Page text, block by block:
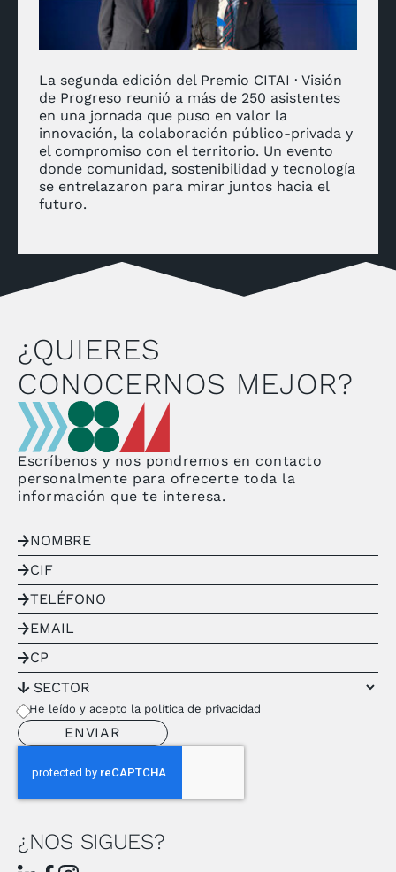
La segunda edición del Premio CITAI · Visión
de Progreso reunió a más de 250 asistentes
en una jornada que puso en valor la
innovación, la colaboración público-privada y
el compromiso con el territorio. Un evento
donde comunidad, sostenibilidad y tecnología
se entrelazaron para mirar juntos hacia el
futuro.
¿QUIERES
CONOCERNOS MEJOR?
Escríbenos y nos pondremos en contacto
personalmente para ofrecerte toda la
información que te interesa.
He leído y acepto la política de privacidad
¿NOS SIGUES?